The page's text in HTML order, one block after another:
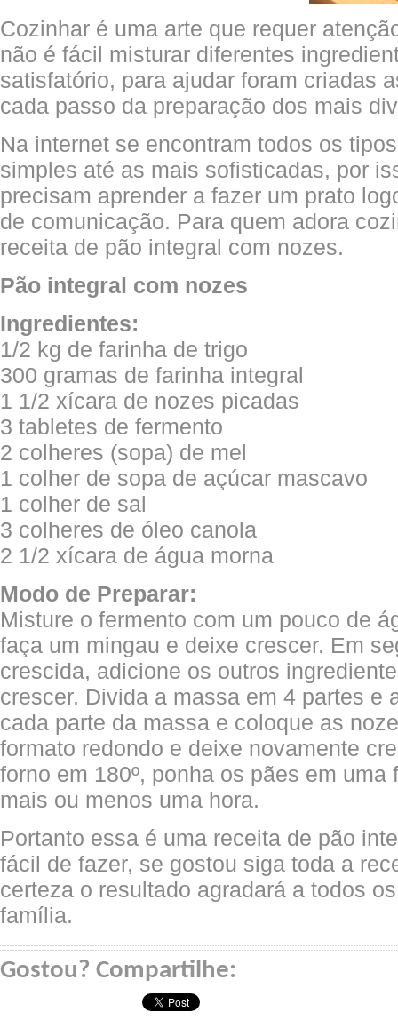
Cozinhar é uma arte que requer
não é fácil misturar diferentes
satisfatório, para ajudar foram criadas
cada passo da preparação dos mais
Na internet se encontram todos os
simples até as mais sofisticadas, por
precisam aprender a fazer um prato
de comunicação. Para quem adora
receita de pão integral com nozes.
Pão integral com nozes
Ingredientes:
1/2 kg de farinha de trigo
300 gramas de farinha integral
1 1/2 xícara de nozes picadas
3 tabletes de fermento
2 colheres (sopa) de mel
1 colher de sopa de açúcar mascavo
1 colher de sal
3 colheres de óleo canola
2 1/2 xícara de água morna
Modo de Preparar:
Misture o fermento com um pouco de
faça um mingau e deixe crescer. Em
crescida, adicione os outros
crescer. Divida a massa em 4 partes e
cada parte da massa e coloque as
formato redondo e deixe novamente
forno em 180º, ponha os pães em
mais ou menos uma hora.
Portanto essa é uma receita de pão
fácil de fazer, se gostou siga toda a
certeza o resultado agradará a todos
família.
Gostou? Compartilhe: